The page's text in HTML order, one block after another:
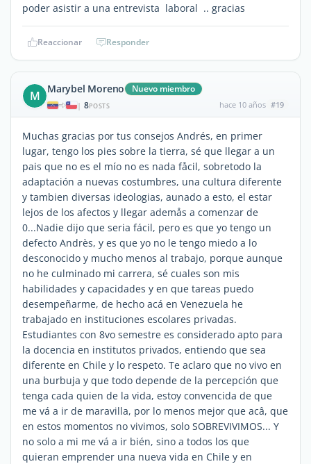
poder asistir a una entrevista laboral .. gracias
Reaccionar Responder
M Marybel Moreno Nuevo miembro
| 8POSTS hace 10 años #19
Muchas gracias por tus consejos Andrés, en primer
lugar, tengo los pies sobre la tierra, sé que llegar a un
pais que no es el mío no es nada fåcil, sobretodo la
adaptación a nuevas costumbres, una cultura diferente
y tambien diversas ideologias, aunado a esto, el estar
lejos de los afectos y llegar ademås a comenzar de
0...Nadie dijo que seria fácil, pero es que yo tengo un
defecto Andrès, y es que yo no le tengo miedo a lo
desconocido y mucho menos al trabajo, porque aunque
no he culminado mi carrera, sé cuales son mis
habilidades y capacidades y en que tareas puedo
desempeñarme, de hecho acá en Venezuela he
trabajado en instituciones escolares privadas.
Estudiantes con 8vo semestre es considerado apto para
la docencia en institutos privados, entiendo que sea
diferente en Chile y lo respeto. Te aclaro que no vivo en
una burbuja y que todo depende de la percepción que
tenga cada quien de la vida, estoy convencida de que
me vá a ir de maravilla, por lo menos mejor que acâ, que
en estos momentos no vivimos, solo SOBREVIVIMOS... Y
no solo a mi me vá a ir bién, sino a todos los que
quieran emprender una nueva vida en Chile y en